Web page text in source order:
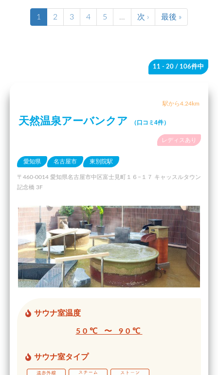
1 2 3 4 5 … 次 › 最後 »
11 - 20 / 106件中
駅から4.24km
天然温泉アーバンクア （口コミ4件）
レディスあり
愛知県 名古屋市 東別院駅
〒460-0014 愛知県名古屋市中区富士見町１６−１７ キャッスルタウン
記念橋 3F
サウナ室温度
50℃ 〜 90℃
サウナ室タイプ